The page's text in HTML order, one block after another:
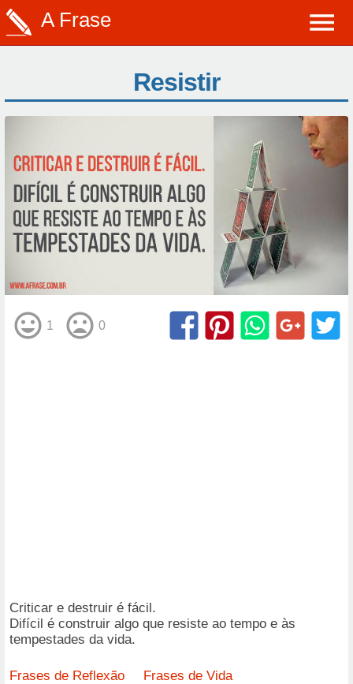
A Frase
Resistir
1 0
Criticar e destruir é fácil.
Difícil é construir algo que resiste ao tempo e às
tempestades da vida.
Frases de Reflexão Frases de Vida